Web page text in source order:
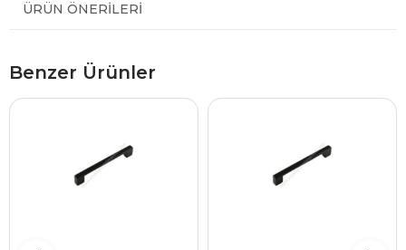
ÜRÜN ÖNERILERI
Benzer Ürünler